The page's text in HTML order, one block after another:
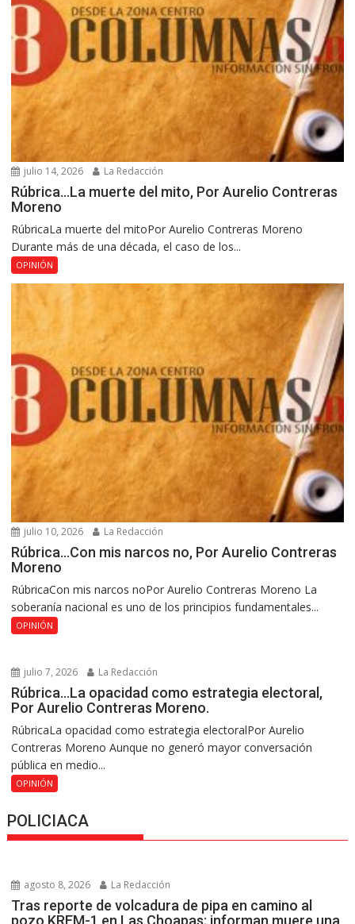
julio 14, 2026 La Redacción
Rúbrica…La muerte del mito, Por Aurelio Contreras
Moreno
RúbricaLa muerte del mitoPor Aurelio Contreras Moreno
Durante más de una década, el caso de los...
OPINIÓN
julio 10, 2026 La Redacción
Rúbrica…Con mis narcos no, Por Aurelio Contreras
Moreno
RúbricaCon mis narcos noPor Aurelio Contreras Moreno La
soberanía nacional es uno de los principios fundamentales...
OPINIÓN
julio 7, 2026 La Redacción
Rúbrica…La opacidad como estrategia electoral,
Por Aurelio Contreras Moreno.
RúbricaLa opacidad como estrategia electoralPor Aurelio
Contreras Moreno Aunque no generó mayor conversación
pública en medio...
OPINIÓN
POLICIACA
agosto 8, 2026 La Redacción
Tras reporte de volcadura de pipa en camino al
pozo KREM-1 en Las Choapas; informan muere una